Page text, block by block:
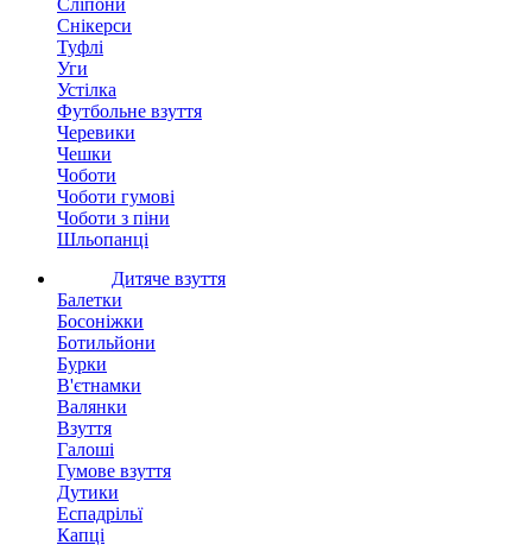
Сліпони
Снікерси
Туфлі
Уги
Устілка
Футбольне взуття
Черевики
Чешки
Чоботи
Чоботи гумові
Чоботи з піни
Шльопанці
Дитяче взуття
Балетки
Босоніжки
Ботильйони
Бурки
В'єтнамки
Валянки
Взуття
Галоші
Гумове взуття
Дутики
Еспадрільї
Капці